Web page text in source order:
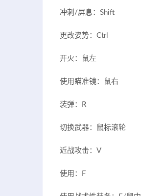
冲刺/屏息：Shift
更改姿势：Ctrl
开火：鼠左
使用瞄准镜：鼠右
装弹：R
切换武器：鼠标滚轮
近战攻击：V
使用：F